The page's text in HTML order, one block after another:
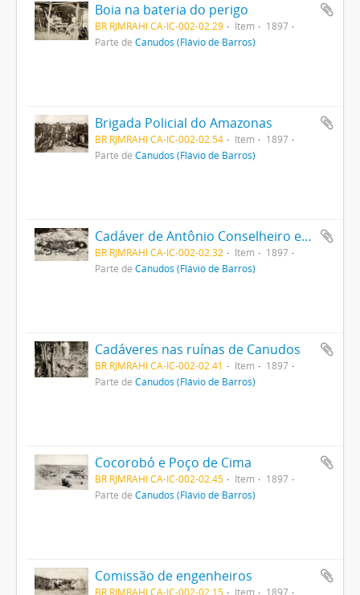
Boia na bateria do perigo
BR RJMRAHI CA-IC-002-02.29 Item
1897
Parte de Canudos (Flávio de Barros)
Brigada Policial do Amazonas
BR RJMRAHI CA-IC-002-02.54 Item
1897
Parte de Canudos (Flávio de Barros)
Cadáver de Antônio Conselheiro encontrado sob as ruínas da Igreja Nova
BR RJMRAHI CA-IC-002-02.32 Item
1897
Parte de Canudos (Flávio de Barros)
Cadáveres nas ruínas de Canudos
BR RJMRAHI CA-IC-002-02.41 Item
1897
Parte de Canudos (Flávio de Barros)
Cocorobó e Poço de Cima
BR RJMRAHI CA-IC-002-02.45 Item
1897
Parte de Canudos (Flávio de Barros)
Comissão de engenheiros
BR RJMRAHI CA-IC-002-02.15 Item 1897